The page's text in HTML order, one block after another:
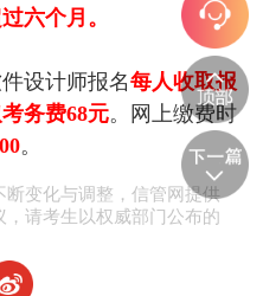
六个月。
设计师报名每人收取报
务费68元。网上缴费时
。
变化与调整，信管网提供
请考生以权威部门公布的